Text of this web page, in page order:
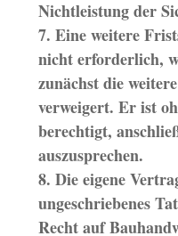
Nichtleistung der
7. Eine weitere
nicht erforderlich,
zunächst die
verweigert. Er ist
berechtigt,
auszusprechen.
8. Die eigene
ungeschriebenes
Recht auf